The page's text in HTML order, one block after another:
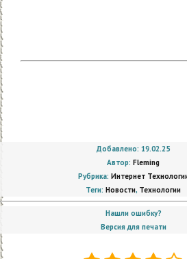
Добавлено: 19.02.25
Автор: Fleming
Рубрика: Интернет
Теги: Новости, Технологии
Нашли ошибку?
Версия для печати